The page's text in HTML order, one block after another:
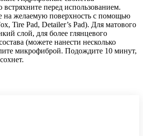
перед использованием.
на желаемую поверхность с помощью
Tire Pad, Detailer’s Pad). Для матового
слой, для более глянцевого
(можете нанести несколько
микрофиброй. Подождите 10 минут,